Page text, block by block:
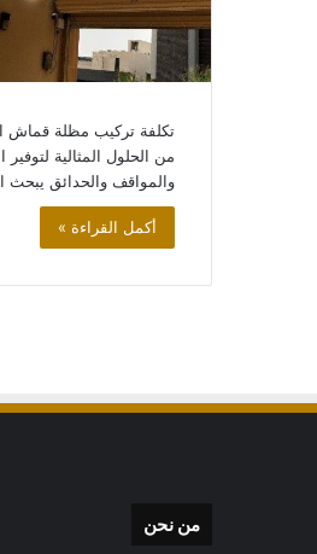
تكلفة تركيب مظلة قماش
من الحلول المثالية
والمواقف والحدائق يبحث
أكمل القراءة »
من نحن